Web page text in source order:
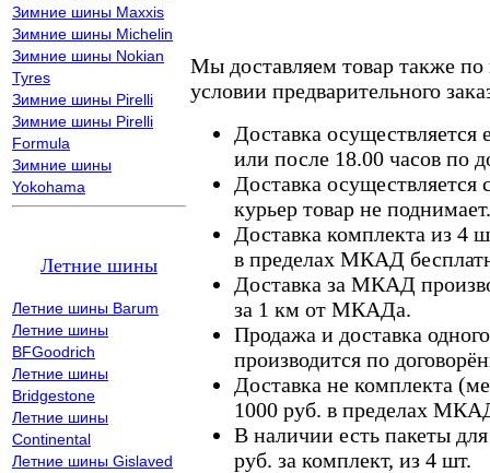
Зимние шины Maxxis
Зимние шины Michelin
Зимние шины Nokian
Tyres
Зимние шины Pirelli
Зимние шины Pirelli
Formula
Зимние шины
Yokohama
Летние шины
Летние шины Barum
Летние шины
BFGoodrich
Летние шины
Bridgestone
Летние шины
Continental
Летние шины Gislaved
Мы доставляем товар также
условии предварительного
Доставка осуществляется
или после 18.00 часов по
Доставка осуществляется
курьер товар не поднимает.
Доставка комплекта из 4
в пределах МКАД
Доставка за МКАД
за 1 км от МКАДа.
Продажа и доставка
производится по
Доставка не комплекта
1000 руб. в пределах
В наличии есть пакеты
руб. за комплект, из 4 шт.